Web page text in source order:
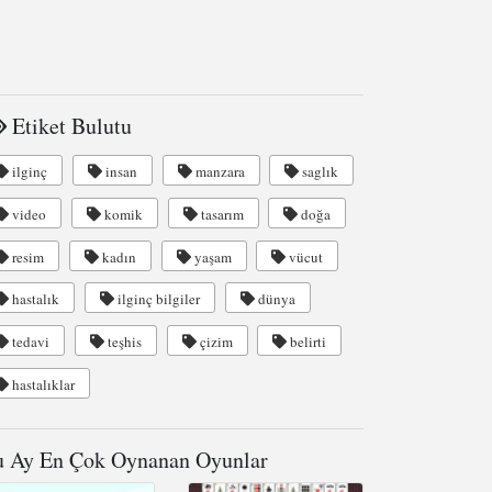
Etiket Bulutu
ilginç insan manzara saglık
video komik tasarım doğa
resim kadın yaşam vücut
hastalık ilginç bilgiler dünya
tedavi teşhis çizim belirti
hastalıklar
Ay En Çok Oynanan Oyunlar